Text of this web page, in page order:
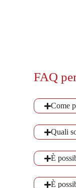
FAQ
Come
Quali
È
È